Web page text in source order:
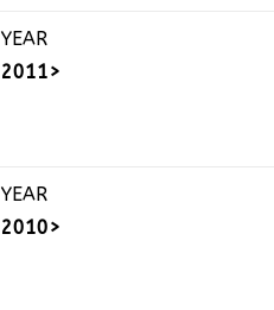
YEAR
2011>
YEAR
2010>